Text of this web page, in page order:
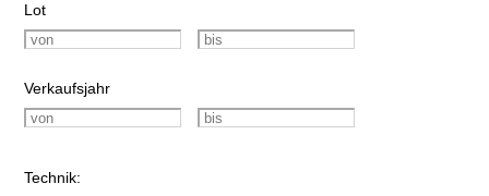
Lot
Verkaufsjahr
Technik: